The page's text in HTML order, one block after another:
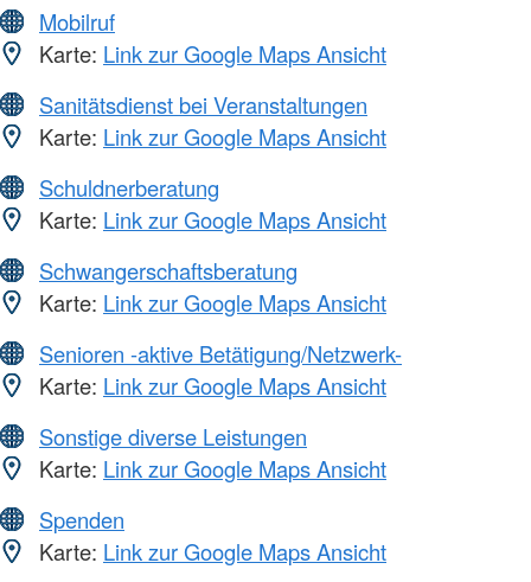
Mobilruf
Karte: Link zur Google Maps Ansicht
Sanitätsdienst bei Veranstaltungen
Karte: Link zur Google Maps Ansicht
Schuldnerberatung
Karte: Link zur Google Maps Ansicht
Schwangerschaftsberatung
Karte: Link zur Google Maps Ansicht
Senioren -aktive Betätigung/Netzwerk-
Karte: Link zur Google Maps Ansicht
Sonstige diverse Leistungen
Karte: Link zur Google Maps Ansicht
Spenden
Karte: Link zur Google Maps Ansicht